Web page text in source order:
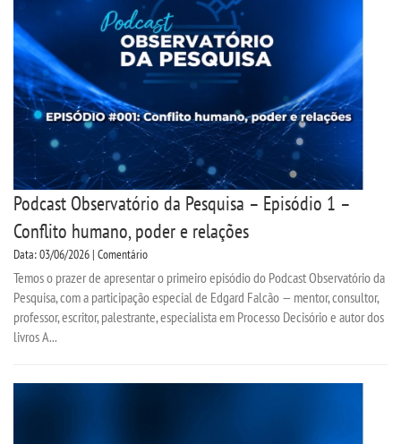
Podcast Observatório da Pesquisa – Episódio 1 –
Conflito humano, poder e relações
Data: 03/06/2026 | Comentário
Temos o prazer de apresentar o primeiro episódio do Podcast Observatório da
Pesquisa, com a participação especial de Edgard Falcão — mentor, consultor,
professor, escritor, palestrante, especialista em Processo Decisório e autor dos
livros A...